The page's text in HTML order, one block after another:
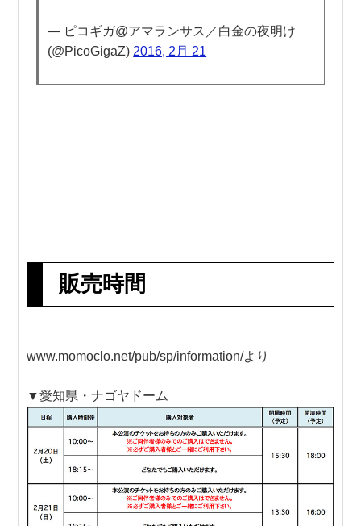
— ピコギガ@アマランサス／白金の夜明け
(@PicoGigaZ) 2016, 2月 21
販売時間
www.momoclo.net/pub/sp/information/より
▼愛知県・ナゴヤドーム